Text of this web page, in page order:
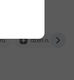
dzen.ru